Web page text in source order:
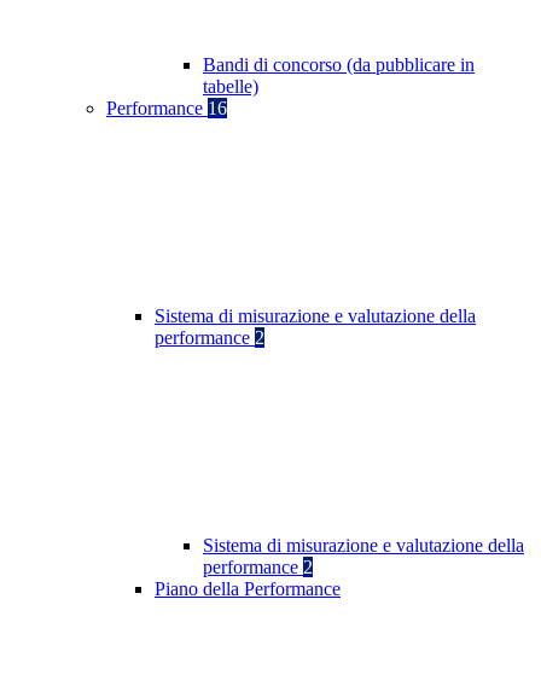
Bandi di concorso (da pubblicare in
tabelle)
Performance 16
Sistema di misurazione e valutazione della
performance 2
Sistema di misurazione e valutazione della
performance 2
Piano della Performance